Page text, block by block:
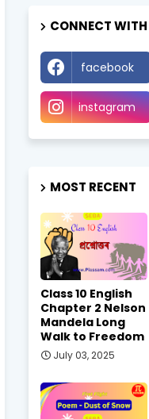
CONNECT WITH
facebook
instagram
MOST RECENT
Class 10 English
Chapter 2 Nelson
Mandela Long
Walk to Freedom
July 03, 2025